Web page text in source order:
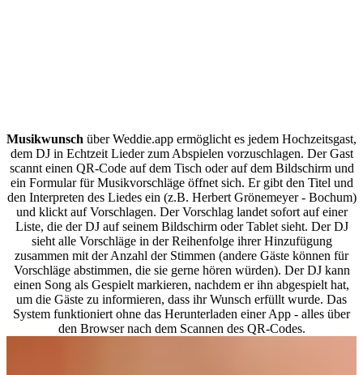
Musikwunsch über Weddie.app ermöglicht es jedem Hochzeitsgast,
dem DJ in Echtzeit Lieder zum Abspielen vorzuschlagen. Der Gast
scannt einen QR-Code auf dem Tisch oder auf dem Bildschirm und
ein Formular für Musikvorschläge öffnet sich. Er gibt den Titel und
den Interpreten des Liedes ein (z.B. Herbert Grönemeyer - Bochum)
und klickt auf Vorschlagen. Der Vorschlag landet sofort auf einer
Liste, die der DJ auf seinem Bildschirm oder Tablet sieht. Der DJ
sieht alle Vorschläge in der Reihenfolge ihrer Hinzufügung
zusammen mit der Anzahl der Stimmen (andere Gäste können für
Vorschläge abstimmen, die sie gerne hören würden). Der DJ kann
einen Song als Gespielt markieren, nachdem er ihn abgespielt hat,
um die Gäste zu informieren, dass ihr Wunsch erfüllt wurde. Das
System funktioniert ohne das Herunterladen einer App - alles über
den Browser nach dem Scannen des QR-Codes.